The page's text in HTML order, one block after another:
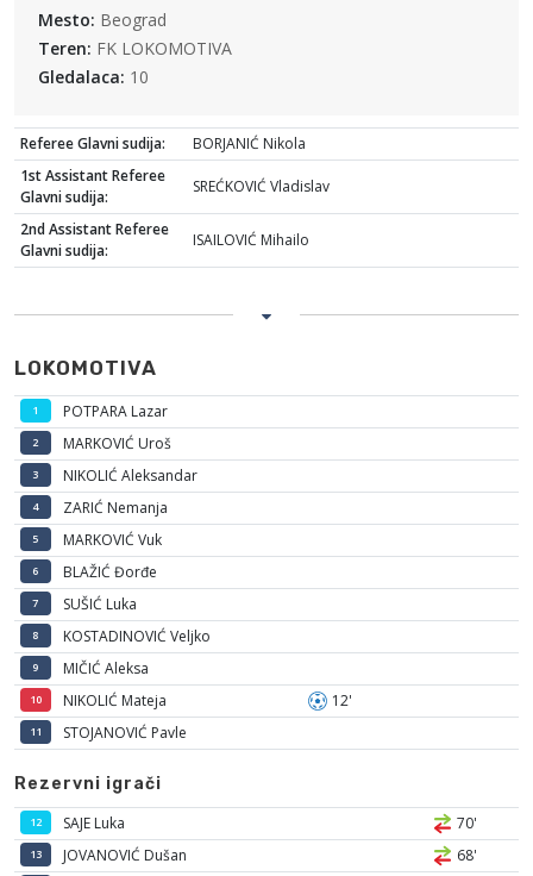
Mesto: Beograd
Teren: FK LOKOMOTIVA
Gledalaca: 10
Referee Glavni sudija:
BORJANIĆ Nikola
1st Assistant Referee
Glavni sudija:
SREĆKOVIĆ Vladislav
2nd Assistant Referee
Glavni sudija:
ISAILOVIĆ Mihailo
LOKOMOTIVA
1 POTPARA Lazar
2 MARKOVIĆ Uroš
3 NIKOLIĆ Aleksandar
4 ZARIĆ Nemanja
5 MARKOVIĆ Vuk
6 BLAŽIĆ Đorđe
7 SUŠIĆ Luka
8 KOSTADINOVIĆ Veljko
9 MIČIĆ Aleksa
10 NIKOLIĆ Mateja 12'
11 STOJANOVIĆ Pavle
Rezervni igrači
12 SAJE Luka 70'
13 JOVANOVIĆ Dušan 68'